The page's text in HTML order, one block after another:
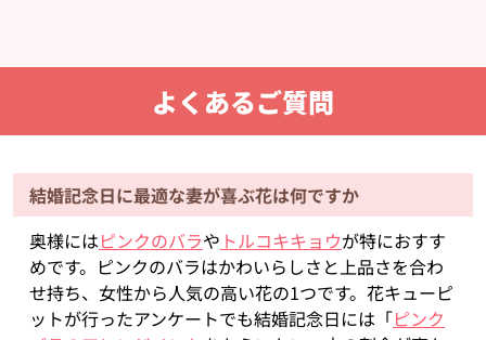
よくあるご質問
結婚記念日に最適な妻が喜ぶ花は何ですか
奥様にはピンクのバラや トルコキキョウが特におすす
めです。ピンクのバラはかわいらしさと上品さを合わ
せ持ち、女性から人気の高い花の1つです。花キューピ
ットが行ったアンケートでも結婚記念日には「ピンク